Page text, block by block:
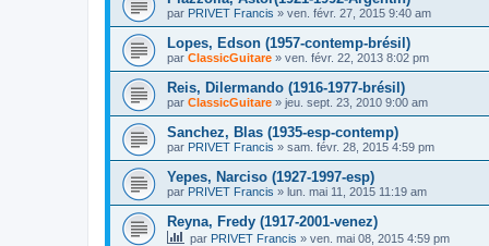
par PRIVET Francis » ven. févr. 27, 2015 9:40 am
Lopes, Edson (1957-contemp-brésil)
par ClassicGuitare » ven. févr. 22, 2013 8:02 pm
Reis, Dilermando (1916-1977-brésil)
par ClassicGuitare » jeu. sept. 23, 2010 9:00 am
Sanchez, Blas (1935-esp-contemp)
par PRIVET Francis » sam. févr. 28, 2015 4:59 pm
Yepes, Narciso (1927-1997-esp)
par PRIVET Francis » lun. mai 11, 2015 11:19 am
Reyna, Fredy (1917-2001-venez)
par PRIVET Francis » ven. mai 08, 2015 4:59 pm